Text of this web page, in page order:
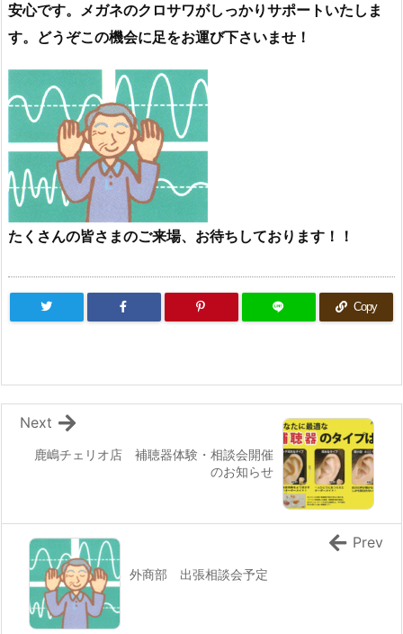
安心です。メガネのクロサワがしっかりサポートいたしま
す。どうぞこの機会に足をお運び下さいませ！
たくさんの皆さまのご来場、お待ちしております！！
Copy
鹿嶋チェリオ店 補聴器体験・相談会開催
のお知らせ
Next
外商部 出張相談会予定
Prev